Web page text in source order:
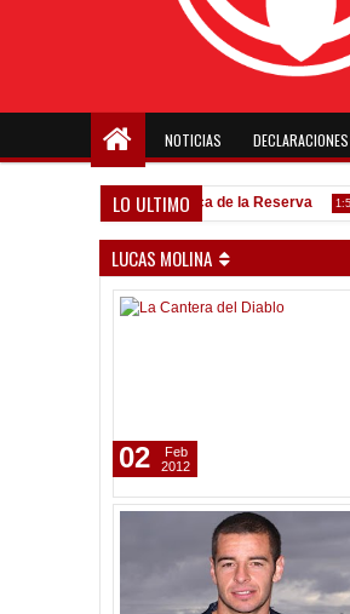
NOTICIAS DECLARACIONES
LO ULTIMO
Goleada histórica de la Reserva 1:52 PM
LUCAS MOLINA
02
Feb
2012